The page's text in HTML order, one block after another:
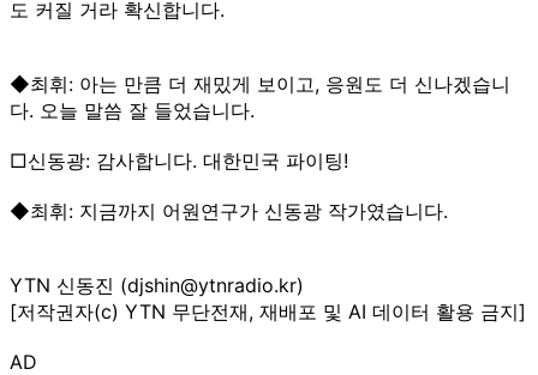
도 커질 거라 확신합니다.
◆최휘: 아는 만큼 더 재밌게 보이고, 응원도 더 신나겠습니
다. 오늘 말씀 잘 들었습니다.
□신동광: 감사합니다. 대한민국 파이팅!
◆최휘: 지금까지 어원연구가 신동광 작가였습니다.
YTN 신동진 (djshin@ytnradio.kr)
[저작권자(c) YTN 무단전재, 재배포 및 AI 데이터 활용 금지]
AD